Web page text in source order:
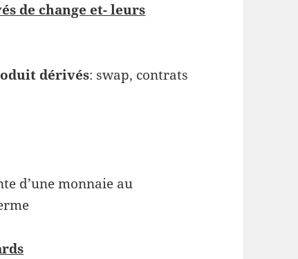
de change et- leurs
dérivés: swap, contrats
d’une monnaie au